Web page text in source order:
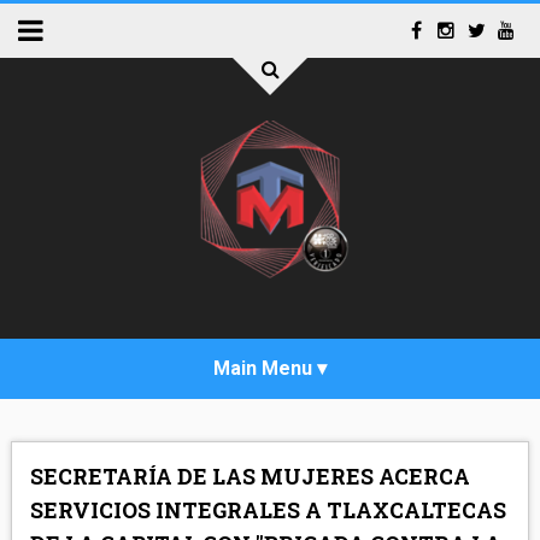
SECRETARÍA DE LAS MUJERES ACERCA
SERVICIOS INTEGRALES A TLAXCALTECAS